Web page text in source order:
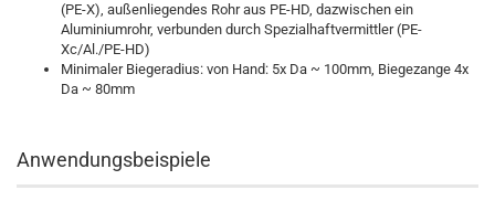
(PE-X), außenliegendes Rohr aus PE-HD, dazwischen ein
Aluminiumrohr, verbunden durch Spezialhaftvermittler (PE-
Xc/Al./PE-HD)
Minimaler Biegeradius: von Hand: 5x Da ~ 100mm, Biegezange 4x
Da ~ 80mm
Anwendungsbeispiele